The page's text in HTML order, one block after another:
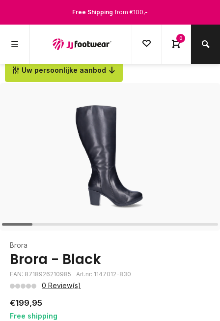
Free Shipping from €100,-
0
Uw persoonlijke aanbod
Back
Brora
Brora - Black
EAN: 8718926210985 Art.nr: 1147012-830
0 Review(s)
€199,95
Free shipping